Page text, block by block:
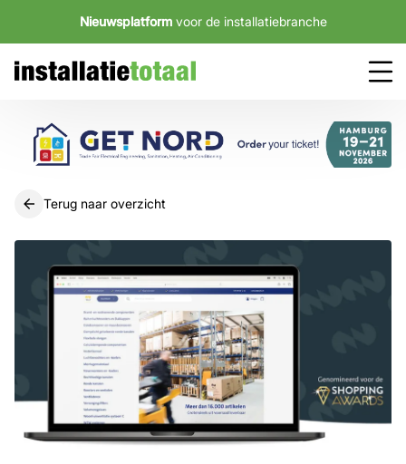
Nieuwsplatform voor de installatiebranche
Terug naar overzicht